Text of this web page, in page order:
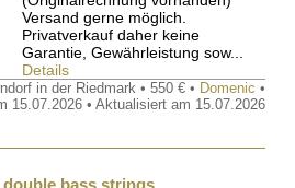
Versand gerne möglich.
Privatverkauf daher keine
Garantie, Gewährleistung sow...
Details
in der Riedmark • 550 € • Domenic •
15.07.2026 • Aktualisiert am 15.07.2026
bass strings